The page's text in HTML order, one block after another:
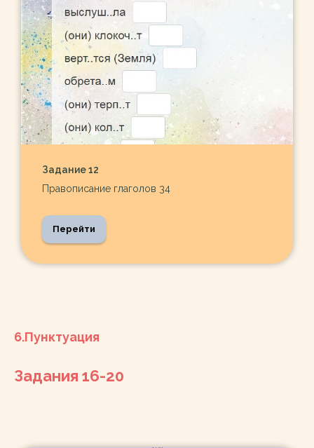
Задание 12
Правописание глаголов 34
Перейти
6.Пунктуация
Задания 16-20